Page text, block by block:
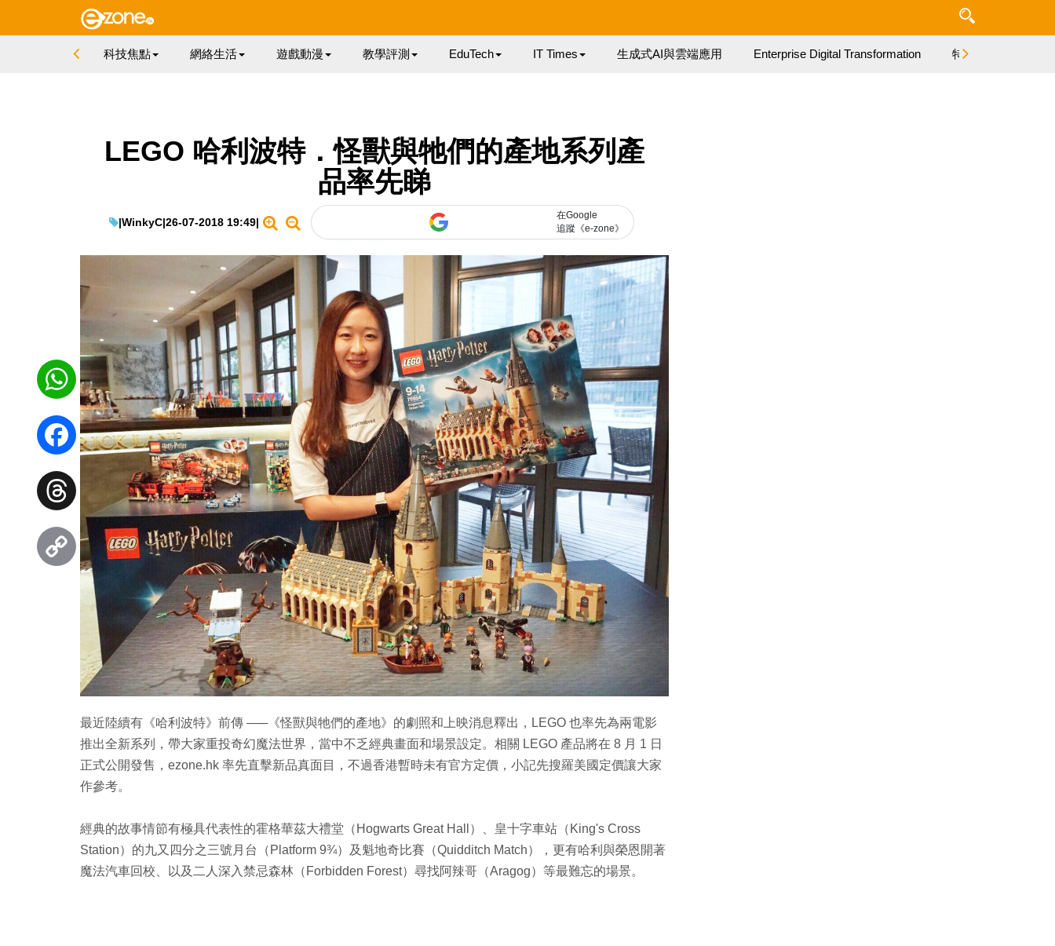
科技焦點 網絡生活 遊戲動漫 教學評測 EduTech IT Times 生成式AI與雲端應用 Enterprise Digital Transformation 特集
LEGO 哈利波特．怪獸與牠們的產地系列產
品率先睇
|WinkyC|26-07-2018 19:49|
在Google
追蹤《e-zone》
最近陸續有《哈利波特》前傳 —─《怪獸與牠們的產地》的劇照和上映消息釋出，LEGO 也率先為兩電影
推出全新系列，帶大家重投奇幻魔法世界，當中不乏經典畫面和場景設定。相關 LEGO 產品將在 8 月 1 日
正式公開發售，ezone.hk 率先直擊新品真面目，不過香港暫時未有官方定價，小記先搜羅美國定價讓大家
作參考。
經典的故事情節有極具代表性的霍格華茲大禮堂（Hogwarts Great Hall）、皇十字車站（King's Cross
Station）的九又四分之三號月台（Platform 9¾）及魁地奇比賽（Quidditch Match），更有哈利與榮恩開著
魔法汽車回校、以及二人深入禁忌森林（Forbidden Forest）尋找阿辣哥（Aragog）等最難忘的場景。
WhatsApp
Facebook
Threads
Copy